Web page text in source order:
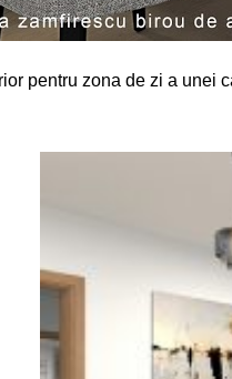
pentru zona de zi a unei